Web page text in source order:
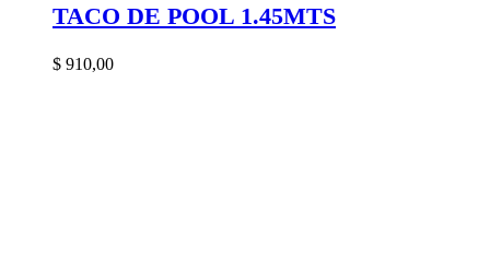
TACO DE POOL 1.45MTS
$ 910,00